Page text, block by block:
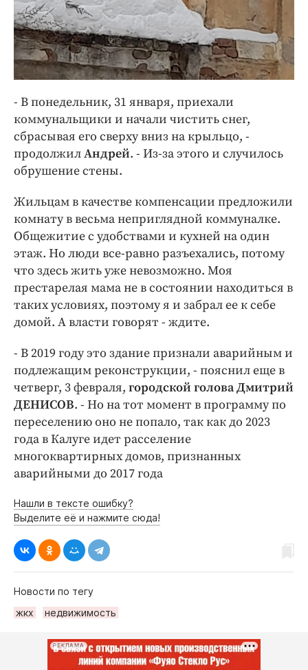
- В понедельник, 31 января, приехали
коммунальщики и начали чистить снег,
сбрасывая его сверху вниз на крыльцо, -
продолжилАндрей. - Из-за этого и случилось
обрушение стены.
Жильцам в качестве компенсации предложили
комнату в весьма неприглядной коммуналке.
Общежитие с удобствами и кухней на один
этаж. Но люди все-равно разъехались, потому
что здесь жить уже невозможно. Моя
престарелая мама не в состоянии находиться в
таких условиях, поэтому я и забрал ее к себе
домой. А власти говорят - ждите.
- В 2019 году это здание признали аварийным и
подлежащим реконструкции, - пояснил еще в
четверг, 3 февраля, городской голова Дмитрий
ДЕНИСОВ. - Но на тот момент в программу по
переселению оно не попало, так как до 2023
года в Калуге идет расселение
многоквартирных домов, признанных
аварийными до 2017 года
Нашли в тексте ошибку?
Выделите её и нажмите сюда!
Новости по тегу
жкх
недвижимость
РЕКЛАМА